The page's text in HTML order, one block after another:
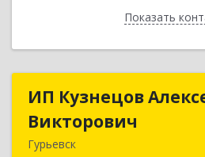
ПоказатьНазад
ИП Кузнецов
Викторович
Гурьевск
ИП